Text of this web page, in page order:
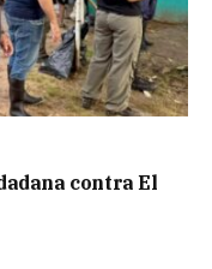
contra El